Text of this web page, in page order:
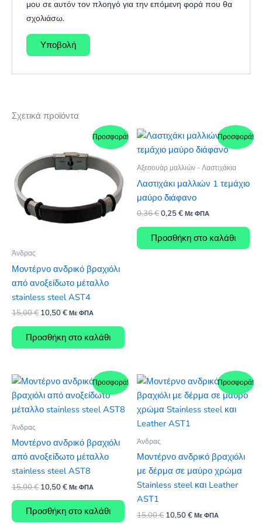
μου σε αυτόν τον πλοηγό για την επόμενη φορά που θα
σχολιάσω.
Σχετικά προϊόντα
Προσφορά!
Άνδρας
Μοντέρνο ανδρικό βραχιόλι
από ανοξείδωτο μέταλλο
stainless steel AST4
15,00€ Original
was:
15,00 €.
10,50€Η
είναι:
10,50 €.
Με ΦΠΑ
Προσθήκη στο καλάθι
Προσφορά!
Αξεσουάρ μαλλιών - Λαστιχάκια
Λαστιχάκι μαλλιών 1 τεμάχιο
μαύρο διάφανο
0,36€Original
was:
0,36 €.
0,25€Η
είναι:
0,25 €.
Με ΦΠΑ
Προσθήκη στο καλάθι
Προσφορά!
Άνδρας
Μοντέρνο ανδρικό βραχιόλι
από ανοξείδωτο μέταλλο
stainless steel AST8
15,00€ Original
was:
15,00 €.
10,50€Η
είναι:
Με ΦΠΑ
Προσθήκη στο καλάθι
Προσφορά!
Άνδρας
Μοντέρνο ανδρικό βραχιόλι
με δέρμα σε μαύρο χρώμα
Stainless steel και Leather
AST1
15,00€ Original
10,50€ΗΜε ΦΠΑ